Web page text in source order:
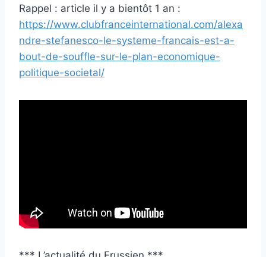
Rappel : article il y a bientôt 1 an :
https://www.clubfranceinternational.com/alexa
ndre-stefanesco-le-systeme-francais-est-a-
bout-de-souffle-sur-le-plan-economique-
politique-societal/